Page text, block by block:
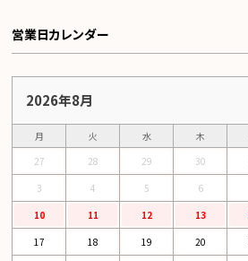
営業日カレンダー
2026年8月
月 火 水 木
27
28 29 30
3
4 5 6
10
11 12 13
17
18 19 20